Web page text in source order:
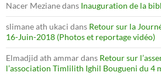
Nacer Mezianedans Inauguration de la
slimane ath ukaci dans Retour sur la
16-Juin-2018 (Photos et reportage vidéo)
Elmadjid ath ammardans Retour sur
l’association Timlilith Ighil Bougueni du 4